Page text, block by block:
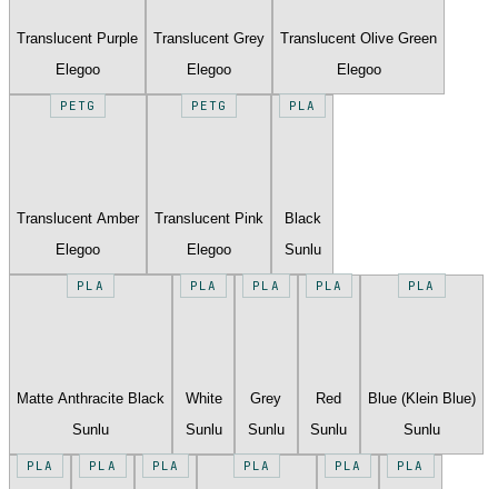
Translucent Purple
Elegoo
Translucent Grey
Elegoo
Translucent Olive Green
Elegoo
PETG
Translucent Amber
Elegoo
PETG
Translucent Pink
Elegoo
PLA
Black
Sunlu
PLA
Matte Anthracite Black
Sunlu
PLA
White
Sunlu
PLA
Grey
Sunlu
PLA
Red
Sunlu
PLA
Blue (Klein Blue)
Sunlu
PLA PLA PLA PLA PLA PLA